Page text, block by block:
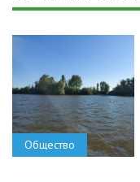
Общество